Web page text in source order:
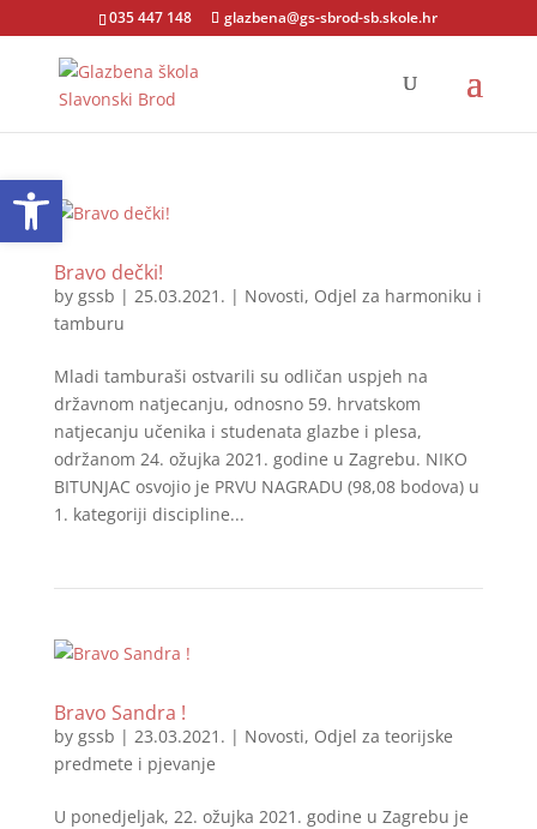
035 447 148 glazbena@gs-sbrod-sb.skole.hr
Bravo dečki!
by gssb | 25.03.2021. | Novosti, Odjel za harmoniku i
tamburu
Mladi tamburaši ostvarili su odličan uspjeh na
državnom natjecanju, odnosno 59. hrvatskom
natjecanju učenika i studenata glazbe i plesa,
održanom 24. ožujka 2021. godine u Zagrebu. NIKO
BITUNJAC osvojio je PRVU NAGRADU (98,08 bodova) u
1. kategoriji discipline...
Bravo Sandra !
by gssb | 23.03.2021. | Novosti, Odjel za teorijske
predmete i pjevanje
U ponedjeljak, 22. ožujka 2021. godine u Zagrebu je
Open toolbar